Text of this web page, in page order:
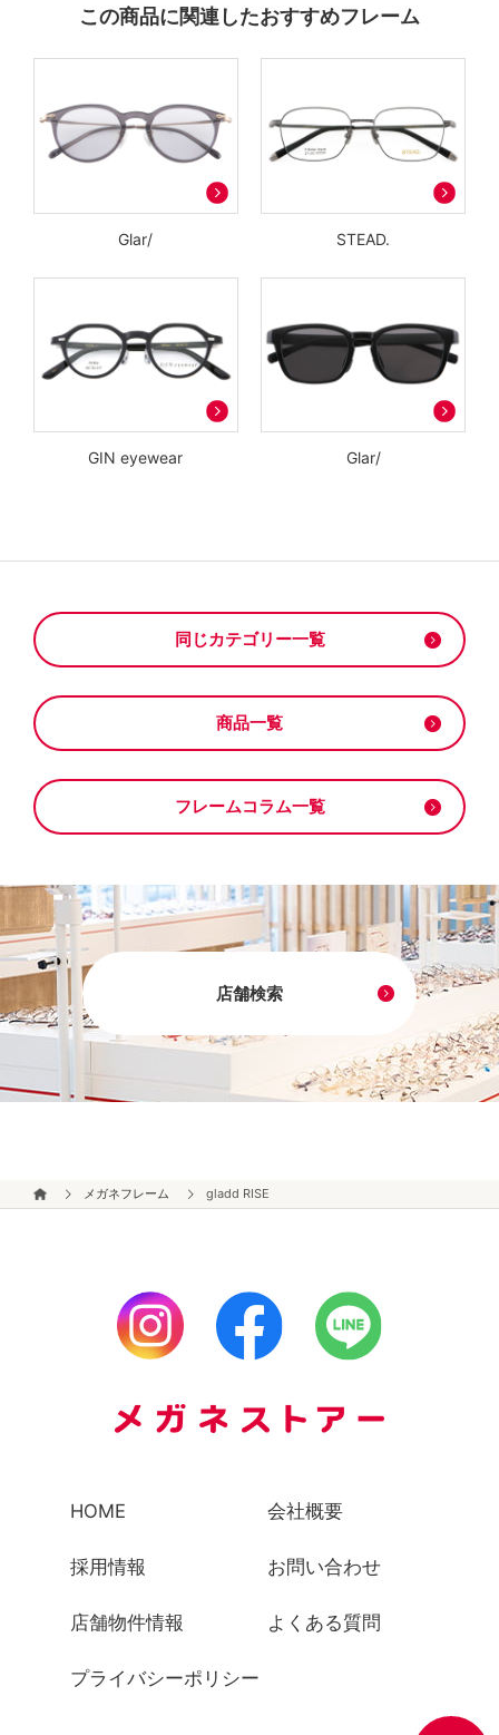
この商品に関連したおすすめフレーム
Glar/ STEAD.
GIN eyewear Glar/
同じカテゴリー一覧
商品一覧
フレームコラム一覧
店舗検索
メガネフレーム gladd RISE
HOME 会社概要
採用情報 お問い合わせ
店舗物件情報 よくある質問
プライバシーポリシー